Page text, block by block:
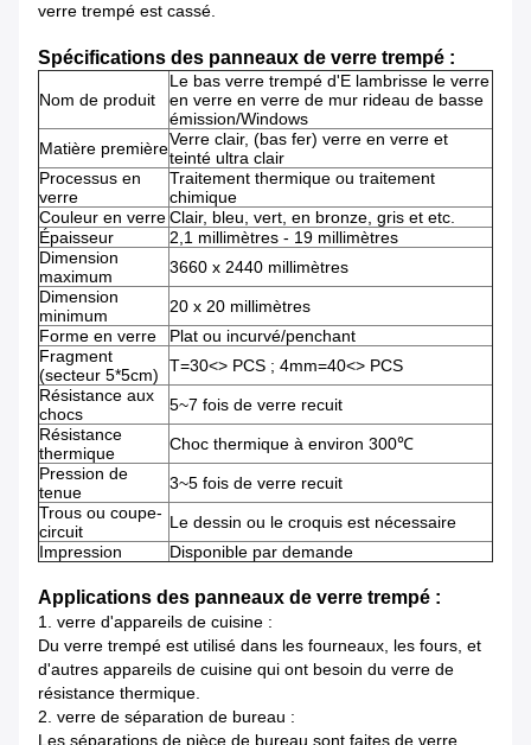
verre trempé est cassé.
Spécifications des panneaux de verre trempé :
Nom de produit
Le bas verre trempé d'E lambrisse le verre
en verre en verre de mur rideau de basse
émission/Windows
Matière premièreVerre clair, (bas fer) verre en verre et
teinté ultra clair
Processus en
verre
Traitement thermique ou traitement
chimique
Couleur en verreClair, bleu, vert, en bronze, gris et etc.
Épaisseur
2,1 millimètres - 19 millimètres
Dimension
maximum
3660 x 2440 millimètres
Dimension
minimum
20 x 20 millimètres
Forme en verre
Plat ou incurvé/penchant
Fragment
(secteur 5*5cm)
T=30<> PCS ; 4mm=40<> PCS
Résistance aux
chocs
5~7 fois de verre recuit
Résistance
thermique
Choc thermique à environ 300℃
Pression de
tenue
3~5 fois de verre recuit
Trous ou coupe-
circuit
Le dessin ou le croquis est nécessaire
Impression
Disponible par demande
Applications des panneaux de verre trempé :
1. verre d'appareils de cuisine :
Du verre trempé est utilisé dans les fourneaux, les fours, et
d'autres appareils de cuisine qui ont besoin du verre de
résistance thermique.
2. verre de séparation de bureau :
Les séparations de pièce de bureau sont faites de verre